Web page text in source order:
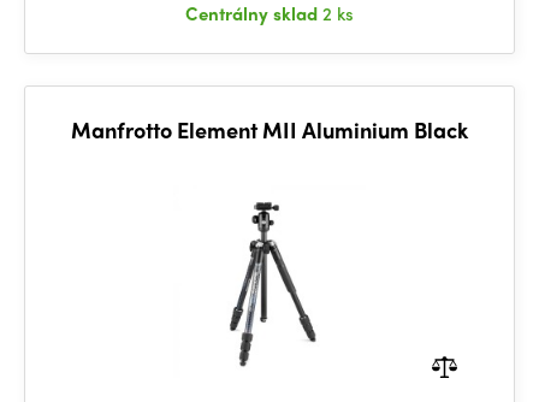
Centrálny sklad2 ks
Manfrotto Element MII Aluminium Black